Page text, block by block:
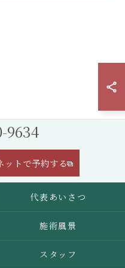
9634
ットで予約する
代表あいさつ
施術風景
スタッフ